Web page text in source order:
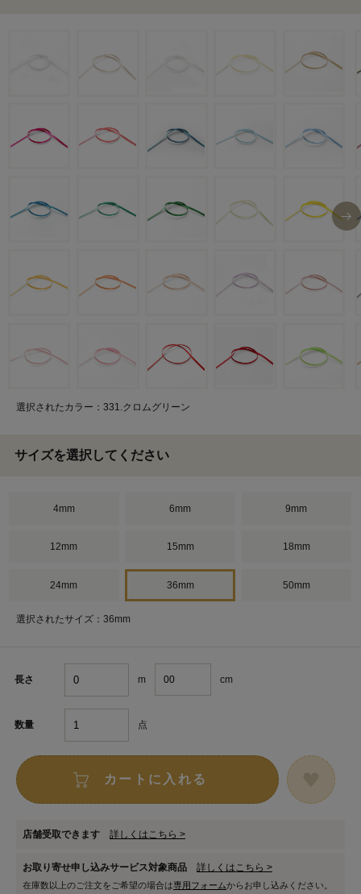
選択されたカラー：331.クロムグリーン
サイズを選択してください
4mm 6mm 9mm
12mm 15mm 18mm
24mm 36mm 50mm
選択されたサイズ：36mm
長さ m cm
数量 点
カートに入れる
店舗受取できます 詳しくはこちら >
お取り寄せ申し込みサービス対象商品 詳しくはこちら >
在庫数以上のご注文をご希望の場合は専用フォームからお申し込みください。